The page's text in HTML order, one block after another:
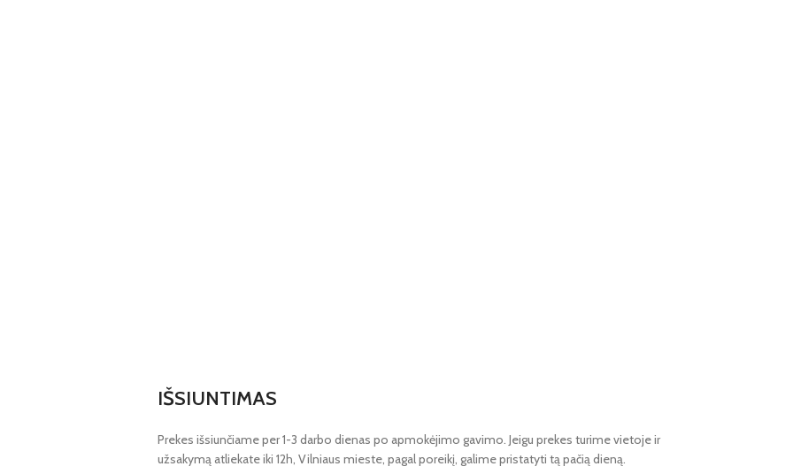
IŠSIUNTIMAS
Prekes išsiunčiame per 1-3 darbo dienas po apmokėjimo gavimo. Jeigu prekes turime vietoje ir
užsakymą atliekate iki 12h, Vilniaus mieste, pagal poreikį, galime pristatyti tą pačią dieną.